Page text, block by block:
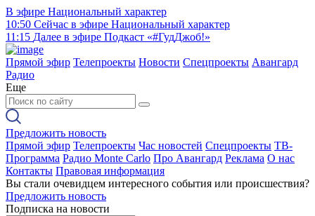
В эфире Национальный характер
10:50 Сейчас в эфире Национальный характер
11:15 Далее в эфире Подкаст «#ГудДжоб!»
Прямой эфир Телепроекты Новости Спецпроекты Авангард
Радио
Еще
Предложить новость
Прямой эфир Телепроекты Час новостей Спецпроекты ТВ-
Программа Радио Monte Carlo Про Авангард Реклама О нас
Контакты Правовая информация
Вы стали очевидцем интересного события или происшествия?
Предложить новость
Подписка на новости